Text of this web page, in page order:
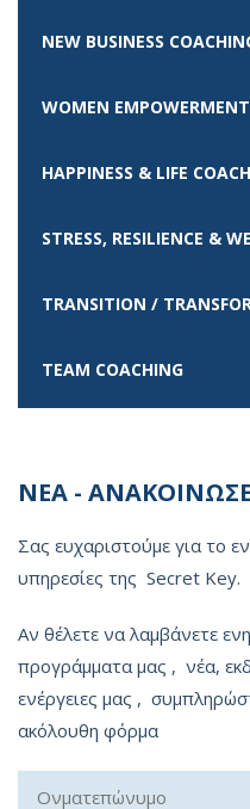
NEW BUSINESS
WOMEN
HAPPINESS & LIFE
STRESS, RESILIENCE &
TRANSITION /
TEAM COACHING
ΝΕΑ -
Σας ευχαριστούμε για το
υπηρεσίες της Secret Key.
Αν θέλετε να λαμβάνετε
προγράμματα μας , νέα,
ενέργειες μας ,
ακόλουθη φόρμα